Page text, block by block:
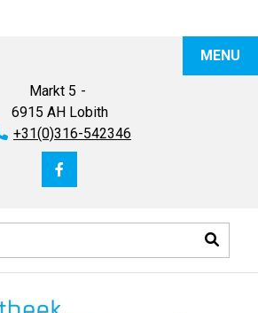
Markt 5
6915 AH Lobith
Tel:
+31(0)316-542346
Bezoek
facebook
MENU